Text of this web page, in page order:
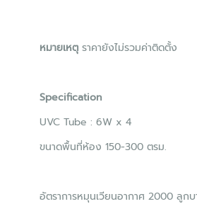
หมายเหตุราคายังไม่รวมค่าติดตั้ง
Specification
UVC Tube : 6W x 4
ขนาดพื้นที่ห้อง 150-300 ตรม.
อัตราการหมุนเวียนอากาศ 2000 ลูก